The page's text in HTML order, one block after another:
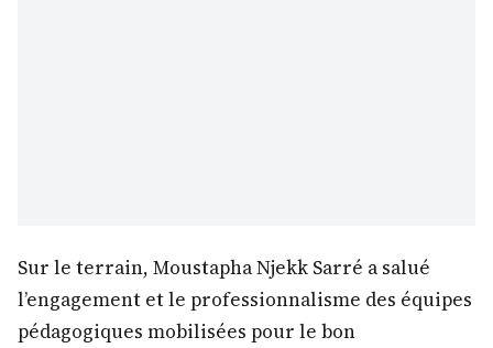
Sur le terrain, Moustapha Njekk Sarré a salué
l’engagement et le professionnalisme des équipes
pédagogiques mobilisées pour le bon